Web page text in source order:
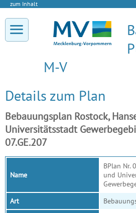
zum Inhalt
M-V
Details zum Plan
Bebauungsplan Rostock,
Universitätsstadt
07.GE.207
Name
BPlan Nr.
und
Art